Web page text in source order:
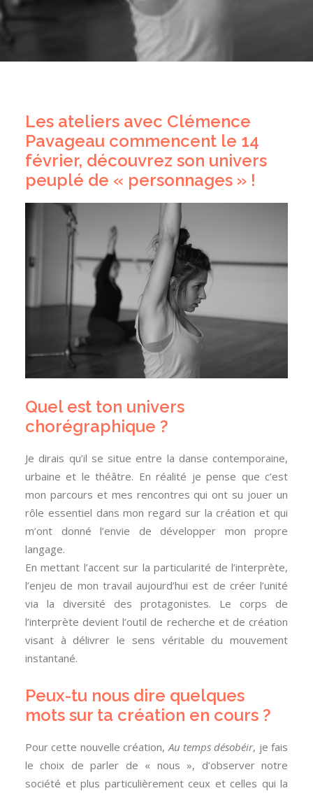
Les ateliers avec Clémence
Pavageau commencent le 14
février, découvrez son univers
peuplé de « personnages » !
Quel est ton univers
chorégraphique ?
Je dirais qu’il se situe entre la danse contemporaine,
urbaine et le théâtre. En réalité je pense que c’est
mon parcours et mes rencontres qui ont su jouer un
rôle essentiel dans mon regard sur la création et qui
m’ont donné l’envie de développer mon propre
langage.
En mettant l’accent sur la particularité de l’interprète,
l’enjeu de mon travail aujourd’hui est de créer l’unité
via la diversité des protagonistes. Le corps de
l’interprète devient l’outil de recherche et de création
visant à délivrer le sens véritable du mouvement
instantané.
Peux-tu nous dire quelques
mots sur ta création en cours ?
Pour cette nouvelle création, Au temps désobéir, je fais
le choix de parler de « nous », d’observer notre
société et plus particulièrement ceux et celles qui la